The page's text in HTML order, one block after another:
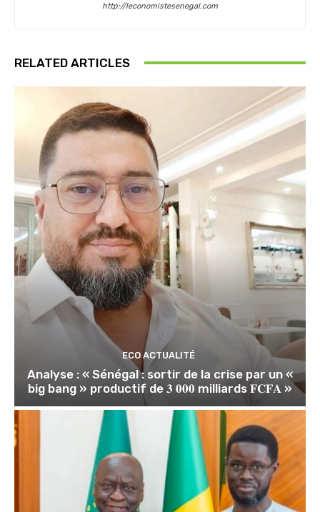
http://leconomistesenegal.com
RELATED ARTICLES
ECO ACTUALITÉ
Analyse : « Sénégal : sortir de la crise par un «
big bang » productif de 𝟑 𝟎𝟎𝟎 milliards 𝐅𝐂𝐅𝐀 »